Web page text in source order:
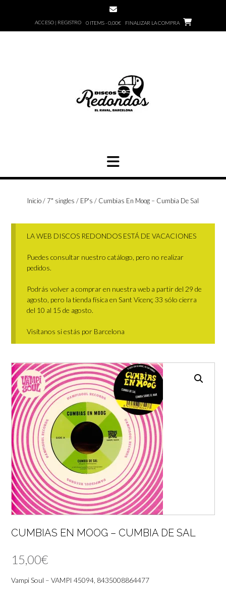
ACCESO | REGISTRO 0 ITEMS - 0,00€ FINALIZAR LA COMPRA
Inicio/ 7" singles / EP's / Cumbias En Moog – Cumbia De Sal
LA WEB DISCOS REDONDOS ESTÁ DE VACACIONES
Puedes consultar nuestro catálogo, pero no realizar
pedidos.
Podrás volver a comprar en nuestra web a partir del 29 de
agosto, pero la tienda física en Sant Vicenç 33 sólo cierra
del 10 al 15 de agosto.
Visítanos si estás por Barcelona
CUMBIAS EN MOOG – CUMBIA DE SAL
15,00€
Vampi Soul – VAMPI 45094, 8435008864477